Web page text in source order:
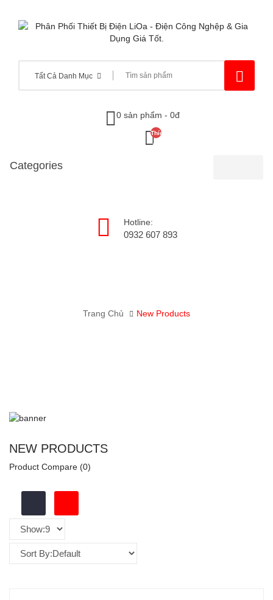
Tất Cả Danh Mục
0 sản phẩm - 0đ
Thích
(0)
Categories
Hotline:
0932 607 893
Trang Chủ New Products
NEW PRODUCTS
Product Compare (0)